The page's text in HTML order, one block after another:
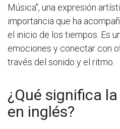
Música", una expresión
importancia que ha
el inicio de los tiempos. Es
emociones y conectar con
través del sonido y el ritmo.
¿Qué significa
en inglés?